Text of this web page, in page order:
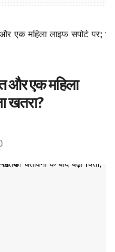
एक महिला लाइफ सपोर्ट पर;
और एक महिला
खतरा?